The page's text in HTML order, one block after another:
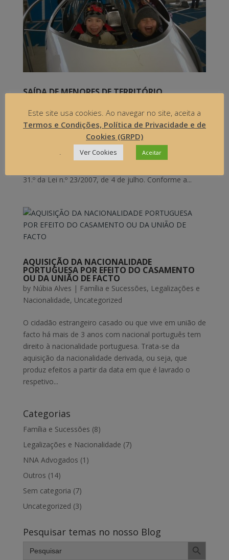
SAÍDA DE MENORES DE TERRITÓRIO
byNúbia Alves|Uncategorized
A saída de menores nacionais do território português,
bem como a entrada e saída de menores estrangeiros
com residência legal em Portugal é regulada pelo art.
31.º da Lei n.º 23/2007, de 4 de julho. Conforme a...
AQUISIÇÃO DA NACIONALIDADE
PORTUGUESA POR EFEITO DO CASAMENTO
OU DA UNIÃO DE FACTO
by Núbia Alves | Família e Sucessões, Legalizações e
Nacionalidade, Uncategorized
O cidadão estrangeiro casado ou que vive em união de
facto há mais de 3 anos com nacional português tem
direito à nacionalidade portuguesa. Trata-se da
aquisição da nacionalidade derivada, ou seja, que
produz efeitos a partir da data em que é lavrado o
respetivo...
Categorias
Família e Sucessões (8)
Legalizações e Nacionalidade (7)
NNA Advogados (1)
Outros (14)
Sem categoria (7)
Uncategorized (3)
Pesquisar temas no nosso Blog
Search
for:
Search Button
Este site usa cookies. Ao navegar no site, aceita a
Termos e Condições, Política de Privacidade e de
Cookies (GRPD)
Ver Cookies Aceitar